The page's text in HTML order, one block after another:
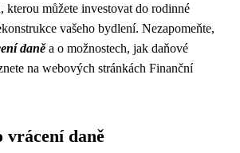
kterou můžete investovat do rodinné
vašeho bydlení. Nezapomeňte,
daněa o možnostech, jak daňové
na webových stránkách Finanční
vrácení daně